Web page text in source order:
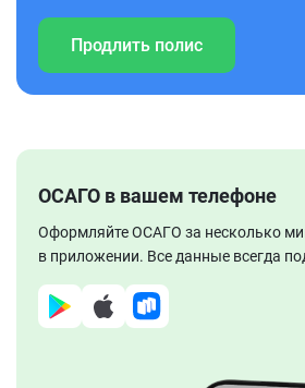
Продлить полис
ОСАГО в вашем телефоне
Оформляйте ОСАГО за несколько
в приложении. Все данные всегда